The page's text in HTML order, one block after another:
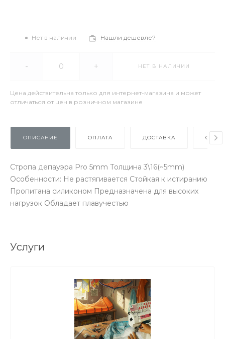
Нет в наличии Нашли дешевле?
- + НЕТ В НАЛИЧИИ
Цена действительна только для интернет-магазина и может
отличаться от цен в розничном магазине
ОПИСАНИЕ ОПЛАТА ДОСТАВКА
Стропа депауэра Pro 5mm Толщина 3\16(~5mm)
Особенности: Не растягивается Стойкая к истиранию
Пропитана силиконом Предназначена для высоких
нагрузок Обладает плавучестью
Услуги